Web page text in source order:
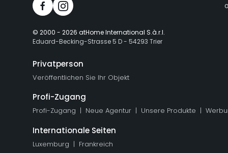
© 2000 - 2026 atHome International S.à.r.l.
Eduard-Becking-Strasse 5 D - 54293 Trier
Privatperson
Veröffentlichen Sie Ihr Objekt
Profi-Zugang
Profi-Zugang Neue Agentur Unsere Produkte
Internationale Seiten
Luxemburg Frankreich